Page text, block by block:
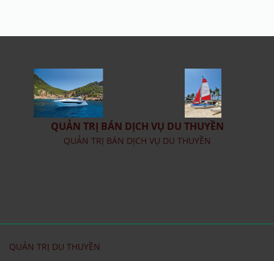
QUẢN TRỊ BÁN DỊCH VỤ DU THUYỀN
QUẢN TRỊ BÁN DỊCH VỤ DU THUYỀN
QUẢN TRỊ DU THUYỀN